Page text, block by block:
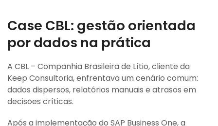
Case CBL: gestão orientada
por dados na prática
A CBL – Companhia Brasileira de Lítio, cliente da
Keep Consultoria, enfrentava um cenário comum:
dados dispersos, relatórios manuais e atrasos em
decisões críticas.
Após a implementação do SAP Business One, a